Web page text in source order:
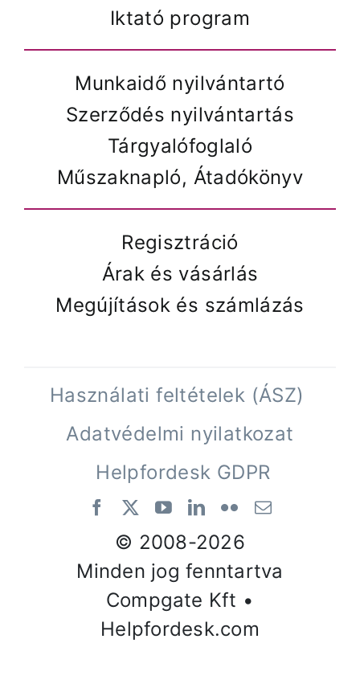
Iktató program
Munkaidő nyilvántartó
Szerződés nyilvántartás
Tárgyalófoglaló
Műszaknapló, Átadókönyv
Regisztráció
Árak és vásárlás
Megújítások és számlázás
Használati feltételek (ÁSZ)
Adatvédelmi nyilatkozat
Helpfordesk GDPR
© 2008-2026
Minden jog fenntartva
Compgate Kft •
Helpfordesk.com